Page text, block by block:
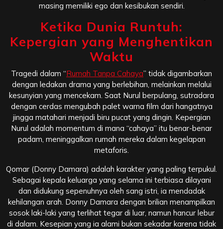
masing memiliki ego dan kesibukan sendiri.
Ketika Dunia Runtuh:
Kepergian yang Menghentikan
Waktu
Tragedi dalam “Rumah Tanpa Cahaya” tidak digambarkan
dengan ledakan drama yang berlebihan, melainkan melalui
kesunyian yang mencekam. Saat Nurul berpulang, sutradara
dengan cerdas mengubah palet warna film dari hangatnya
jingga matahari menjadi biru pucat yang dingin. Kepergian
Nurul adalah momentum di mana “cahaya” itu benar-benar
padam, meninggalkan rumah mereka dalam kegelapan
metaforis.
Qomar (Donny Damara) adalah karakter yang paling terpukul.
Sebagai kepala keluarga yang selama ini terbiasa dilayani
dan didukung sepenuhnya oleh sang istri, ia mendadak
kehilangan arah. Donny Damara dengan brilian menampilkan
sosok laki-laki yang terlihat tegar di luar, namun hancur lebur
di dalam. Kesepian yang ia alami bukan sekadar karena tidak